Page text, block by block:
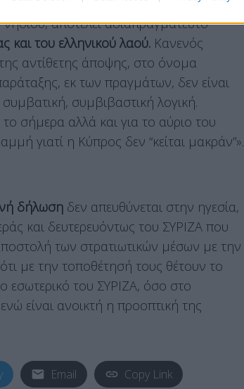
του Στρατού Ξηράς – που θα
αποτελεί αδιαπραγμάτευτο
και του ελληνικού λαού. Κανενός
αντίθετης άποψης, στο όνομα
εκ των πραγμάτων, δεν είναι
συμβιβαστική λογική.
το σήμερα αλλά και για το αύριο του
γιατί η Κύπρος δεν “κείται μακράν”».
δήλωση δεν απευθύνεται στην ηγεσία,
και δευτερευόντως του ΣΥΡΙΖΑ που
των στρατιωτικών μέσων με την
με την τοποθέτησή τους θέτουν το
εσωτερικό του ΣΥΡΙΖΑ, όσο στο
είναι ανοικτή η προοπτική της
Email Copy Link